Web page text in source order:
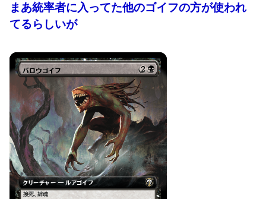
まあ統率者に入ってた他のゴイフの方が使われ
てるらしいが